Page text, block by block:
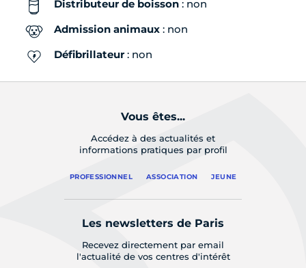
Distributeur de boisson : non
Admission animaux : non
Défibrillateur: non
Vous êtes...
Accédez à des actualités et
informations pratiques par profil
PROFESSIONNEL ASSOCIATION JEUNE
Les newsletters de Paris
Recevez directement par email
l'actualité de vos centres d'intérêt